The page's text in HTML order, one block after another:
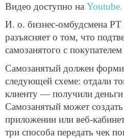
Видео доступно на Youtube.
И. о. бизнес-омбудсмена РТ
разъясняет о том, что
самозанятого с покупателем
Самозанятый должен
следующей схеме: отдали
клиенту — получили
Самозанятый может
приложении или веб-
три способа передать чек